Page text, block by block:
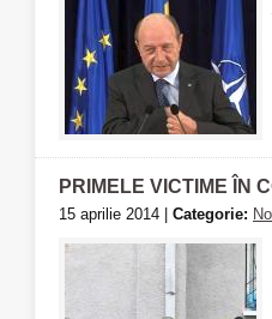
PRIMELE VICTIME ÎN
15 aprilie 2014 | Categorie: